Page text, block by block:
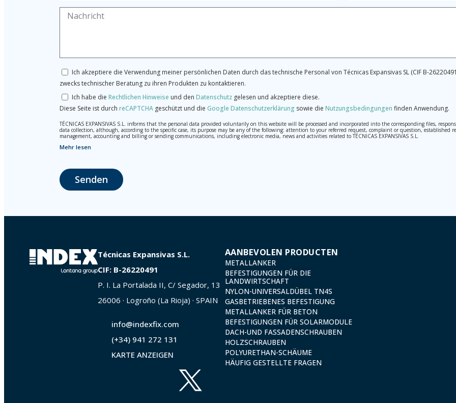
Ich akzeptiere die Verwendung meiner persönlichen Daten durch das technische Personal von Técnicas Expansivas SL (CIF B-
zwecks technischer Beratung zu ihren Produkten zu kontaktieren.
Ich habe die Rechtlichen Hinweise und den Datenschutz gelesen und akzeptiere diese.
Diese Seite ist durch reCAPTCHA geschützt und die Google Datenschutzerklärung sowie die Nutzungsbedingungen finden Anwendung.
TÉCNICAS EXPANSIVAS S.L. informs that the personal data provided voluntarily on this website will be processed and incorporated into the corresponding files,
data collection, although, according to the specific case, its purpose may be any of the following: attention to your referred request, complaint or question, established
management, accounting and billing or sending communications, including electronic media, news and activities related to TÉCNICAS EXPANSIVAS S.L.
The data in our files are strictly confidential and shall be treated with the utmost confidentiality and shall comply with all the requirements provided for the General
The user may at any time exercise their rights of access, rectification, cancellation and opposition under the provisions of the General Data Protection Regulation
La Portalada II | c/ Segador 13, 26006 | Logroño (La Rioja).
Mehr lesen
Senden
Técnicas Expansivas S.L.
CIF: B-26220491
P. I. La Portalada II, C/ Segador, 13
26006 · Logroño (La Rioja) · SPAIN
info@indexfix.com
(+34) 941 272 131
KARTE ANZEIGEN
AANBEVOLEN PRODUCTEN
METALLANKER
BEFESTIGUNGEN FÜR DIE
LANDWIRTSCHAFT
NYLON-UNIVERSALDÜBEL TN4S
GASBETRIEBENES BEFESTIGUNG
METALLANKER FÜR BETON
BEFESTIGUNGEN FÜR SOLARMODULE
DACH-UND FASSADENSCHRAUBEN
HOLZSCHRAUBEN
POLYURETHAN-SCHÄUME
HÄUFIG GESTELLTE FRAGEN